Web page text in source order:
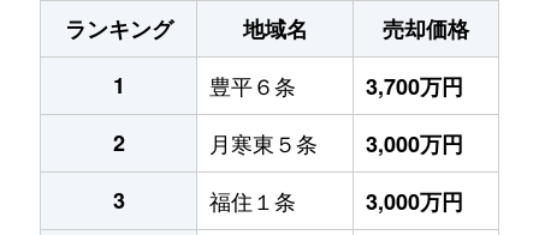
ランキング
地域名
売却価格
1
豊平６条
3,700万円
2
月寒東５条
3,000万円
3
福住１条
3,000万円